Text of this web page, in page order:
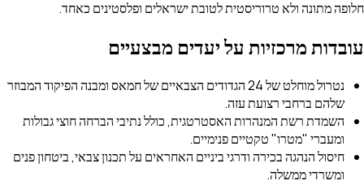
ולא טרוריסטית לטובת ישראלים ופלסטינים כאחד.
מרכזיות על יעדים מבצעיים
נטרול מוחלט של 24 הגדודים הצבאיים של חמאס ומבנה הפיקוד המבוזר
ברחבי רצועת עזה.
רשת המנהרות האסטרטגית, כולל נתיבי הברחה חוצי גבולות
"מטרו" טקטיים פנימיים.
הנהגה בכירה ודרגי ביניים האחראים על תכנון צבאי, ביטחון פנים
ממשלה.